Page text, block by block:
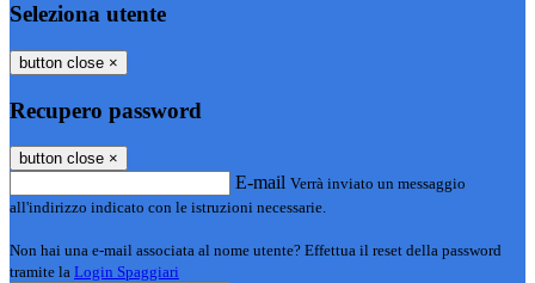
Seleziona utente
button close ×
Recupero password
button close ×
E-mail Verrà inviato un messaggio
all'indirizzo indicato con le istruzioni necessarie.
Non hai una e-mail associata al nome utente? Effettua il reset della password
tramite la Login Spaggiari